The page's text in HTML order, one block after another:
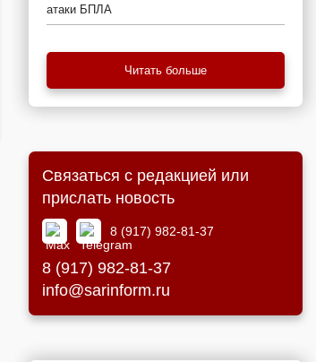
атаки БПЛА
Читать больше
Связаться с редакцией или
прислать новость
8 (917) 982-81-37
8 (917) 982-81-37
info@sarinform.ru